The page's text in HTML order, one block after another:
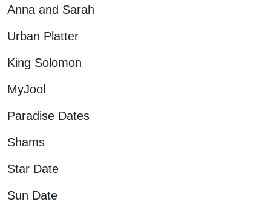
Anna and Sarah
Urban Platter
King Solomon
MyJool
Paradise Dates
Shams
Star Date
Sun Date